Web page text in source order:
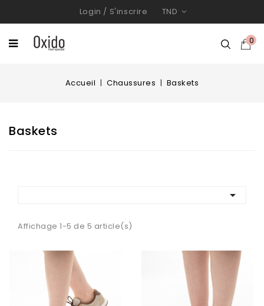
Login / S'inscrire TND
0
Accueil Chaussures Baskets
Baskets

Affichage 1-5 de 5 article(s)